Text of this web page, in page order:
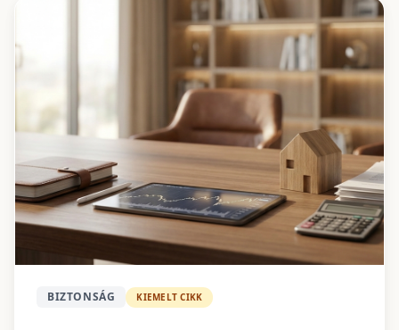
BIZTONSÁG KIEMELT CIKK